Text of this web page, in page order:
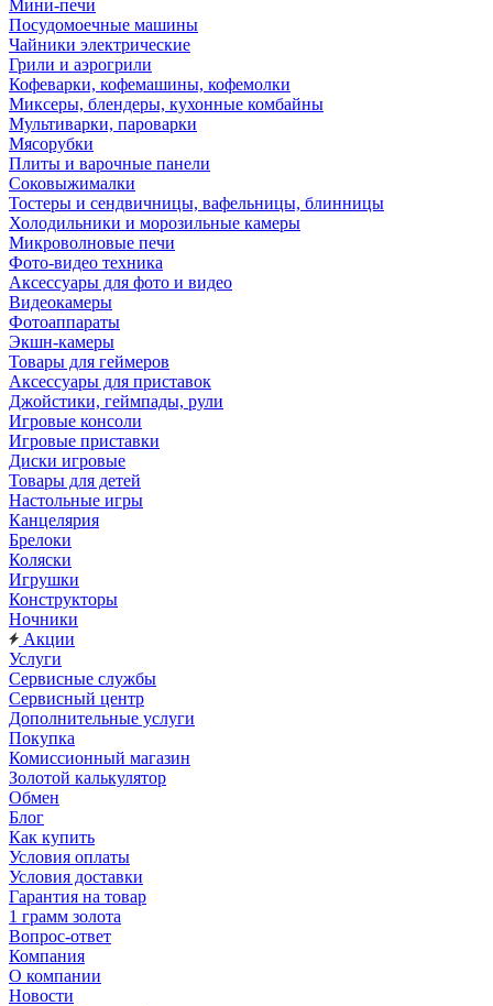
Мини-печи
Посудомоечные машины
Чайники электрические
Грили и аэрогрили
Кофеварки, кофемашины, кофемолки
Миксеры, блендеры, кухонные комбайны
Мультиварки, пароварки
Мясорубки
Плиты и варочные панели
Соковыжималки
Тостеры и сендвичницы, вафельницы, блинницы
Холодильники и морозильные камеры
Микроволновые печи
Фото-видео техника
Аксессуары для фото и видео
Видеокамеры
Фотоаппараты
Экшн-камеры
Товары для геймеров
Аксессуары для приставок
Джойстики, геймпады, рули
Игровые консоли
Игровые приставки
Диски игровые
Товары для детей
Настольные игры
Канцелярия
Брелоки
Коляски
Игрушки
Конструкторы
Ночники
Акции
Услуги
Сервисные службы
Сервисный центр
Дополнительные услуги
Покупка
Комиссионный магазин
Золотой калькулятор
Обмен
Блог
Как купить
Условия оплаты
Условия доставки
Гарантия на товар
1 грамм золота
Вопрос-ответ
Компания
О компании
Новости